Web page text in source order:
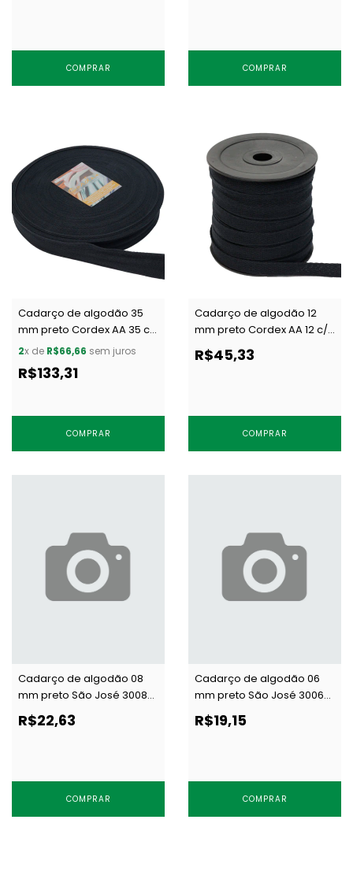
COMPRAR COMPRAR
Cadarço de algodão 35
mm preto Cordex AA 35 c/
50 m
2x de R$66,66 sem juros
R$133,31
COMPRAR
Cadarço de algodão 12
mm preto Cordex AA 12 c/
50 m
R$45,33
COMPRAR
Cadarço de algodão 08
mm preto São José 3008
c/ 50 m
R$22,63
COMPRAR
Cadarço de algodão 06
mm preto São José 3006
c/ 50 m
R$19,15
COMPRAR